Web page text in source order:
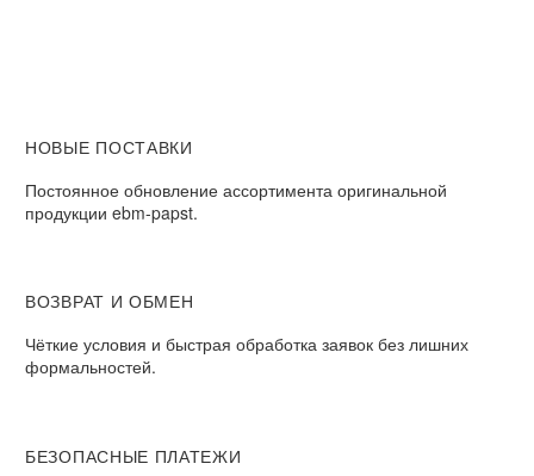
НОВЫЕ ПОСТАВКИ
Постоянное обновление ассортимента оригинальной
продукции ebm-papst.
ВОЗВРАТ И ОБМЕН
Чёткие условия и быстрая обработка заявок без лишних
формальностей.
БЕЗОПАСНЫЕ ПЛАТЕЖИ